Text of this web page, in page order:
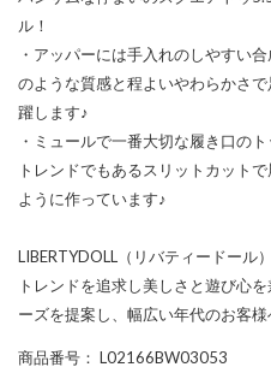
ル！
・アッパーには手入れのしやすい
のような質感と程よいやわらかさ
躍します♪
・ミュールで一番大切な履き口の
トレンドでもあるスリットカット
ように作っています♪
LIBERTYDOLL（リバティードール）
トレンドを追求し美しさと遊び心
ーズを提案し、幅広い年代のお客様
商品番号 ： L02166BW03053